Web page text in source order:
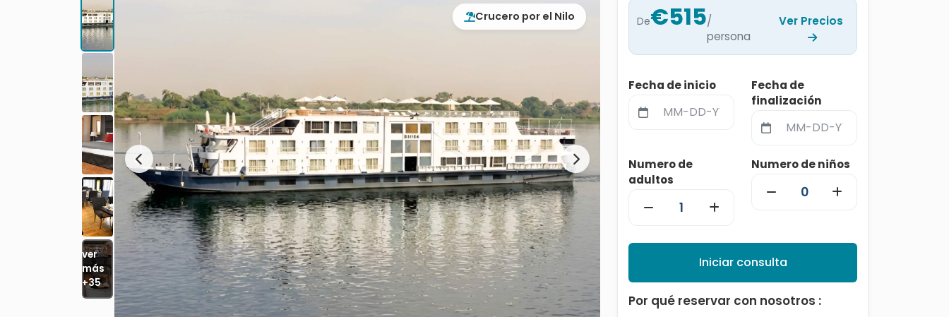
Crucero por el Nilo De€515/
persona
Ver Precios
Fecha de inicio
Fecha de
finalización
Numero de
adultos
Numero de niños
Iniciar consulta
Por qué reservar con nosotros :